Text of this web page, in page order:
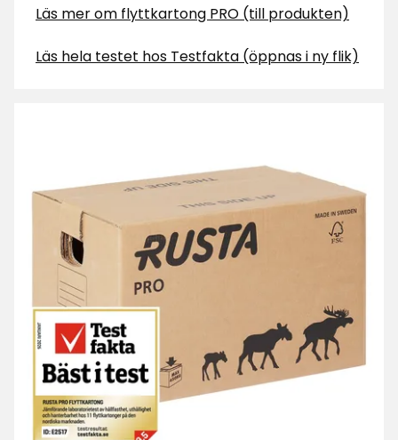
Läs mer om flyttkartong PRO (till produkten)
Läs hela testet hos Testfakta (öppnas i ny flik)